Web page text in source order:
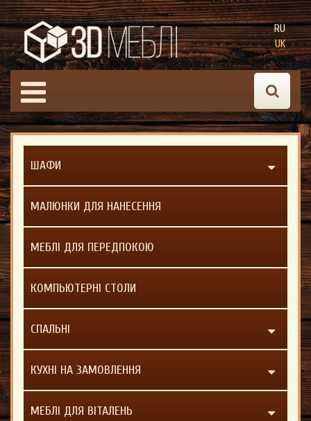
RU
UK
ШАФИ
МАЛЮНКИ ДЛЯ НАНЕСЕННЯ
МЕБЛІ ДЛЯ ПЕРЕДПОКОЮ
КОМПЬЮТЕРНІ СТОЛИ
СПАЛЬНІ
КУХНІ НА ЗАМОВЛЕННЯ
МЕБЛІ ДЛЯ ВІТАЛЕНЬ